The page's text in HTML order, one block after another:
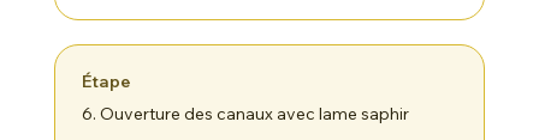
6. Ouverture des canaux avec lame saphir